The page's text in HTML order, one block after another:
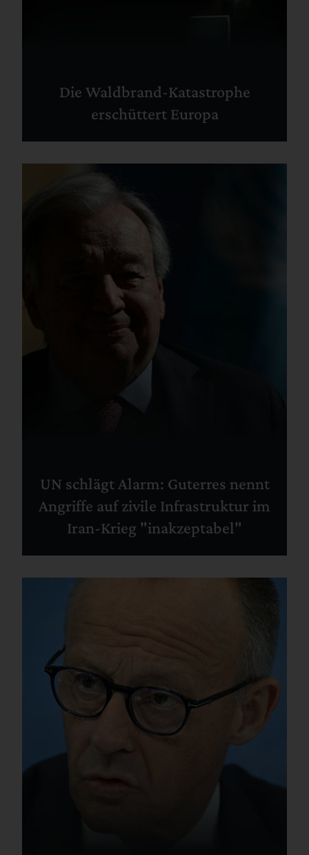
Die Waldbrand-Katastrophe
erschüttert Europa
UN schlägt Alarm: Guterres nennt
Angriffe auf zivile Infrastruktur im
Iran-Krieg "inakzeptabel"